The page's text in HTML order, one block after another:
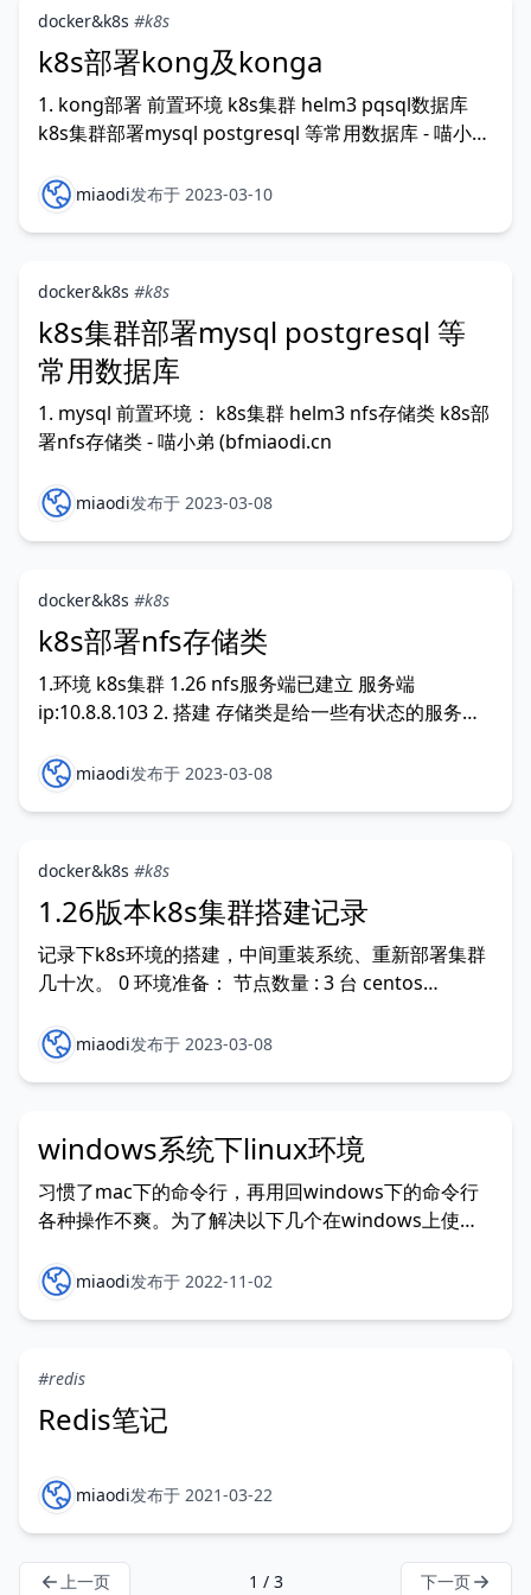
docker&k8s #k8s
k8s部署kong及konga
1. kong部署 前置环境 k8s集群 helm3 pqsql数据库
k8s集群部署mysql postgresql 等常用数据库 - 喵小弟
miaodi发布于 2023-03-10
docker&k8s #k8s
k8s集群部署mysql postgresql 等
常用数据库
1. mysql 前置环境： k8s集群 helm3 nfs存储类 k8s部
署nfs存储类 - 喵小弟 (bfmiaodi.cn
miaodi发布于 2023-03-08
docker&k8s #k8s
k8s部署nfs存储类
1.环境 k8s集群 1.26 nfs服务端已建立 服务端
ip:10.8.8.103 2. 搭建 存储类是给一些有状态的服务使
pgsql数据库。 这里使用truenas共享出来的nfs作为
存储，nfs服务端的搭建这里不做记录。 根据官方文
miaodi发布于 2023-03-08
docker&k8s #k8s
1.26版本k8s集群搭建记录
记录下k8s环境的搭建，中间重装系统、重新部署集群
几十次。 0 环境准备： 节点数量 : 3 台 centos
k8s-n1 10.8.8.31 主 k8s-n2 10.8.8.32 k8s-n3
10.8.8.33 2
miaodi发布于 2023-03-08
windows系统下linux环境
习惯了mac下的命令行，再用回windows下的命令行
各种操作不爽。为了解决以下几个在windows上使用
后会非常混乱 - ssh多路复用配置会报错 使用到两款软
件： wsl作为命令终端代替powershell hyper使用标
miaodi发布于 2022-11-02
#redis
Redis笔记
miaodi发布于 2021-03-22
上一页 1 / 3 下一页